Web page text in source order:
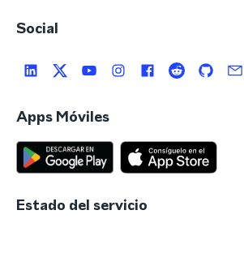
Social
Apps Móviles
Estado del servicio